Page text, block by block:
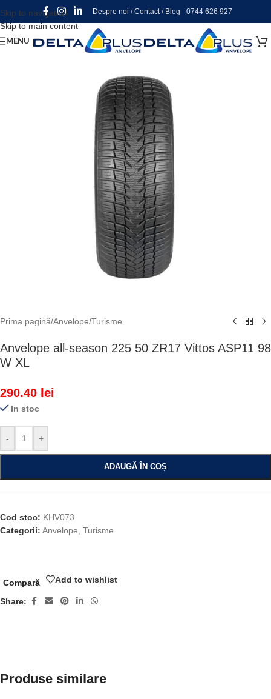
Skip to navigation
Skip to main content
Despre noi /Contact/ Blog 0744 626 927
MENU
Prima pagină/Anvelope/Turisme
Anvelope all-season 225 50 ZR17 Vittos ASP11 98
W XL
290.40 lei
In stoc
- +
ADAUGĂ ÎN COȘ
Cod stoc: KHV073
Categorii: Anvelope Turisme
Compară Add to wishlist
Share:
Produse similare